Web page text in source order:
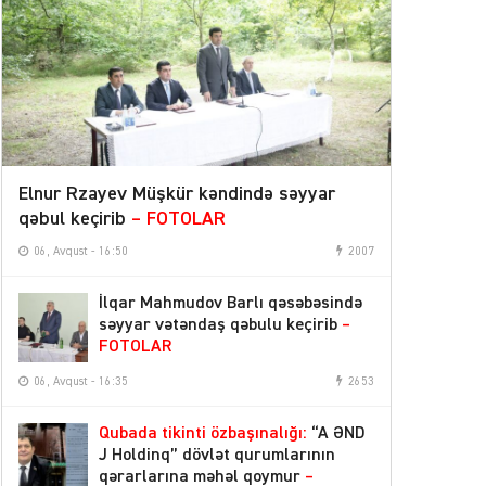
12:22
Pakistan hərbi ittifaq yaradır
06 Avqust 2026
17:29
Rusiya-Ukrayna müharibəsi
dayandırılmalıdır
Məhəmməd Salah “Trabzonspor”la
müqavilə bağladı
Elnur Rzayev Müşkür kəndində səyyar
İlqar Mahmudov Barlı qəsəbəsində
səyyar vətəndaş qəbulu keçirib
FOTOLAR
14:50
Pensiyalar bu tarixdə ödəniləcək
Sabiq səfirə cinayət işi açılıb: məhkəmə
Elnur Rzayev Müşkür kəndində səyyar
qəbul keçirib – FOTOLAR
06, Avqust - 16:50 2007
İlqar Mahmudov Barlı qəsəbəsində
səyyar vətəndaş qəbulu keçirib –
FOTOLAR
06, Avqust - 16:35 2653
Qubada tikinti özbaşınalığı: “A ƏND
J Holdinq” dövlət qurumlarının
qərarlarına məhəl qoymur –